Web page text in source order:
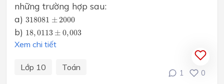
những trường hợp sau:
a) 318081 ±2000
318081±2000
b) 18,0113 ± 0,003
18 0113± 0 003
Xem chi tiết
Lớp 10 Toán
1 0